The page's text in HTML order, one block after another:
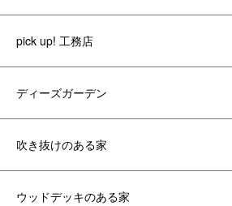
pick up! 工務店
ディーズガーデン
吹き抜けのある家
ウッドデッキのある家